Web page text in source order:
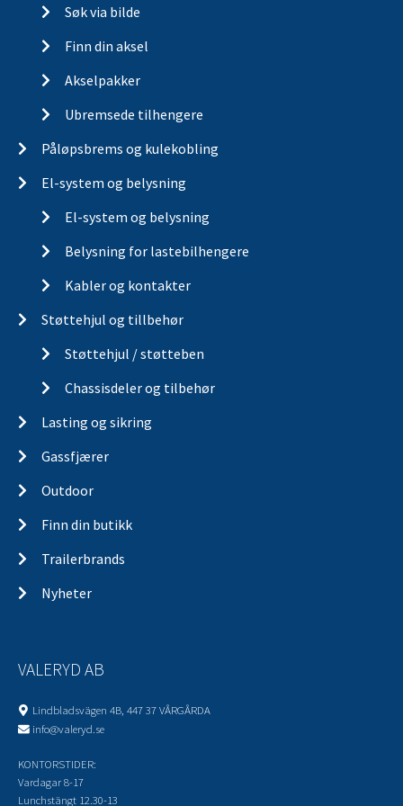
Søk via bilde
Finn din aksel
Akselpakker
Ubremsede tilhengere
Påløpsbrems og kulekobling
El-system og belysning
El-system og belysning
Belysning for lastebilhengere
Kabler og kontakter
Støttehjul og tillbehør
Støttehjul / støtteben
Chassisdeler og tilbehør
Lasting og sikring
Gassfjærer
Outdoor
Finn din butikk
Trailerbrands
Nyheter
VALERYD AB
Lindbladsvägen 4B, 447 37 VÅRGÅRDA
info@valeryd.se
KONTORSTIDER:
Vardagar 8-17
Lunchstängt 12.30-13